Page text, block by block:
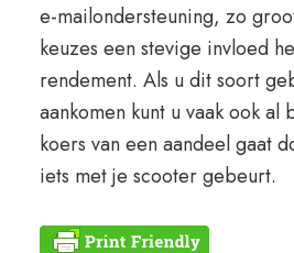
e-mailondersteuning, zo
keuzes een stevige invloed
rendement. Als u dit soort
aankomen kunt u vaak ook al
koers van een aandeel gaat
iets met je scooter gebeurt.